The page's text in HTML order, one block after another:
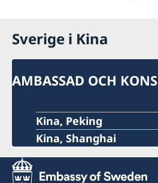
Sverige i Kina
AMBASSAD OCH
Kina, Peking
Kina, Shanghai